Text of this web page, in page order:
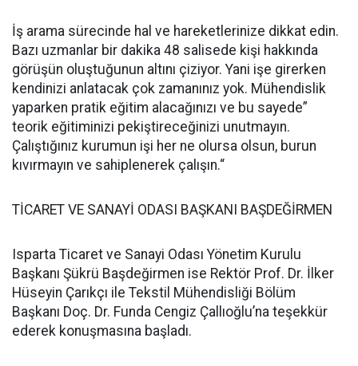
İş arama sürecinde hal ve hareketlerinize dikkat edin.
Bazı uzmanlar bir dakika 48 salisede kişi hakkında
görüşün oluştuğunun altını çiziyor. Yani işe girerken
kendinizi anlatacak çok zamanınız yok. Mühendislik
yaparken pratik eğitim alacağınızı ve bu sayede”
teorik eğitiminizi pekiştireceğinizi unutmayın.
Çalıştığınız kurumun işi her ne olursa olsun, burun
kıvırmayın ve sahiplenerek çalışın.“
TİCARET VE SANAYİ ODASI BAŞKANI BAŞDEĞİRMEN
Isparta Ticaret ve Sanayi Odası Yönetim Kurulu
Başkanı Şükrü Başdeğirmen ise Rektör Prof. Dr. İlker
Hüseyin Çarıkçı ile Tekstil Mühendisliği Bölüm
Başkanı Doç. Dr. Funda Cengiz Çallıoğlu’na teşekkür
ederek konuşmasına başladı.